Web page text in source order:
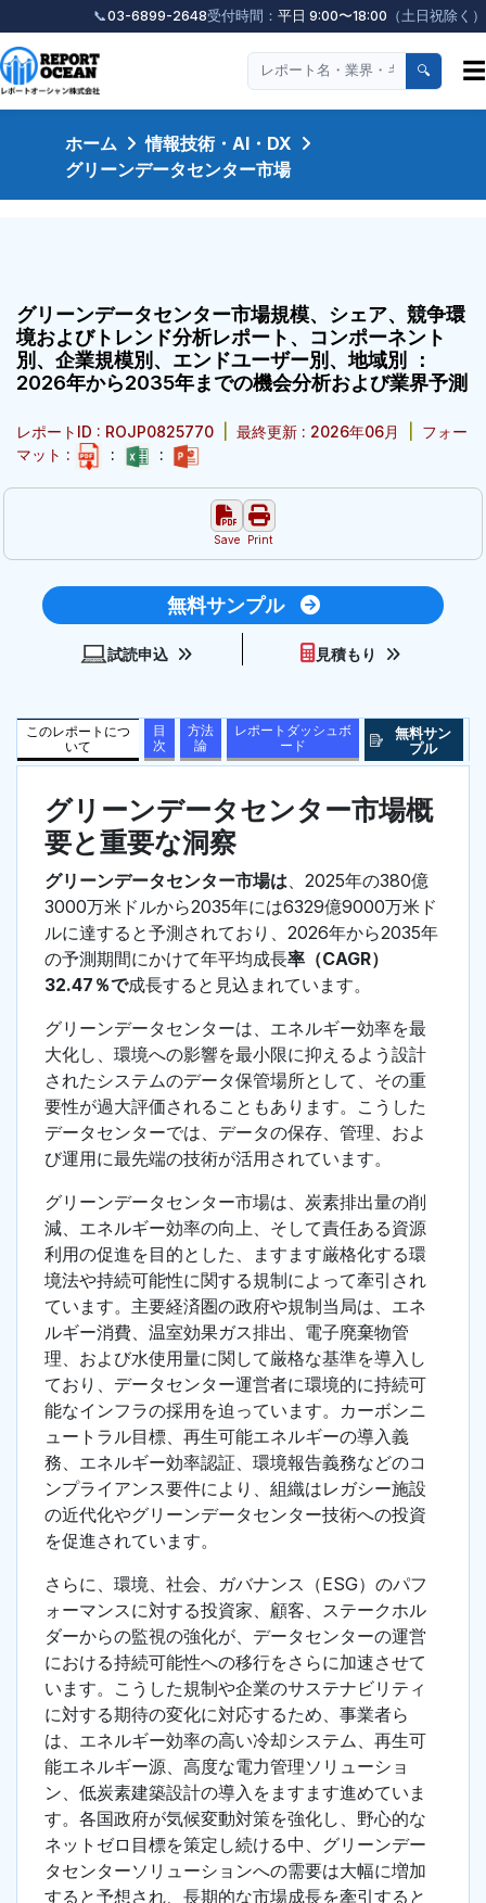
📞03-6899-2648受付時間： 平日 9:00〜18:00 （土日祝除く）
🔍 ☰
ホーム
情報技術・AI・DX
グリーンデータセンター市場
グリーンデータセンター市場規模、シェア、競争環
境およびトレンド分析レポート、コンポーネント
別、企業規模別、エンドユーザー別、地域別 ：
2026年から2035年までの機会分析および業界予測
レポートID : ROJP0825770 最終更新 : 2026年06月
フォー
マット :
: :
Save Print
無料サンプル
試読申込 見積もり
このレポートにつ
いて
目
次
方法
論
レポートダッシュボ
ード
無料サン
プル
グリーンデータセンター市場概
要と重要な洞察
グリーンデータセンター市場は、2025年の380億
3000万米ドルから2035年には6329億9000万米ド
ルに達すると予測されており、2026年から2035年
の予測期間にかけて年平均成長率（CAGR）
32.47％で成長すると見込まれています。
グリーンデータセンターは、エネルギー効率を最
大化し、環境への影響を最小限に抑えるよう設計
されたシステムのデータ保管場所として、その重
要性が過大評価されることもあります。こうした
データセンターでは、データの保存、管理、およ
び運用に最先端の技術が活用されています。
グリーンデータセンター市場は、炭素排出量の削
減、エネルギー効率の向上、そして責任ある資源
利用の促進を目的とした、ますます厳格化する環
境法や持続可能性に関する規制によって牽引され
ています。主要経済圏の政府や規制当局は、エネ
ルギー消費、温室効果ガス排出、電子廃棄物管
理、および水使用量に関して厳格な基準を導入し
ており、データセンター運営者に環境的に持続可
能なインフラの採用を迫っています。カーボンニ
ュートラル目標、再生可能エネルギーの導入義
務、エネルギー効率認証、環境報告義務などのコ
ンプライアンス要件により、組織はレガシー施設
の近代化やグリーンデータセンター技術への投資
を促進されています。
さらに、環境、社会、ガバナンス（ESG）のパフ
ォーマンスに対する投資家、顧客、ステークホル
ダーからの監視の強化が、データセンターの運営
における持続可能性への移行をさらに加速させて
います。こうした規制や企業のサステナビリティ
に対する期待の変化に対応するため、事業者ら
は、エネルギー効率の高い冷却システム、再生可
能エネルギー源、高度な電力管理ソリューショ
ン、低炭素建築設計の導入をますます進めていま
す。各国政府が気候変動対策を強化し、野心的な
ネットゼロ目標を策定し続ける中、グリーンデー
タセンターソリューションへの需要は大幅に増加
すると予想され、長期的な市場成長を牽引すると